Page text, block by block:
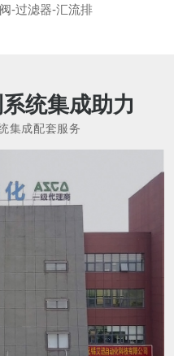
-过滤器-汇流排
统集成助力
集成配套服务